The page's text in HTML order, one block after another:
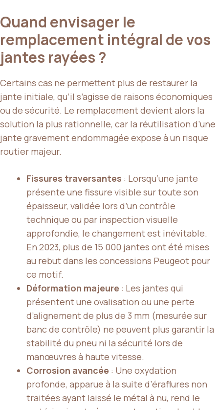
Quand envisager le
remplacement intégral de vos
jantes rayées ?
Certains cas ne permettent plus de restaurer la
jante initiale, qu’il s’agisse de raisons économiques
ou de sécurité. Le remplacement devient alors la
solution la plus rationnelle, car la réutilisation d’une
jante gravement endommagée expose à un risque
routier majeur.
Fissures traversantes : Lorsqu’une jante
présente une fissure visible sur toute son
épaisseur, validée lors d’un contrôle
technique ou par inspection visuelle
approfondie, le changement est inévitable.
En 2023, plus de 15 000 jantes ont été mises
au rebut dans les concessions Peugeot pour
ce motif.
Déformation majeure : Les jantes qui
présentent une ovalisation ou une perte
d’alignement de plus de 3 mm (mesurée sur
banc de contrôle) ne peuvent plus garantir la
stabilité du pneu ni la sécurité lors de
manœuvres à haute vitesse.
Corrosion avancée : Une oxydation
profonde, apparue à la suite d’éraflures non
traitées ayant laissé le métal à nu, rend le